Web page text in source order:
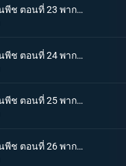
One piece วันพีช ตอนที่ 23 พากย์ไทย ปกป้องบาราติเอ้! โจรสลัดผู้ยิ่งใหญ่ เชฟขาแดง
One piece วันพีช ตอนที่ 24 พากย์ไทย ตาเหยี่ยวมิฮอว์ก! นักดาบโซโลจมลงสู่ทะเล
One piece วันพีช ตอนที่ 25 พากย์ไทย ลูกเตะมหากาฬ! ซันจิ ปะทะ กำแพงเหล็ก เพิร์ล!
One piece วันพีช ตอนที่ 26 พากย์ไทย ความฝันของเซฟกับซันจิ ทะเลแห่งฝัน ออลบูล